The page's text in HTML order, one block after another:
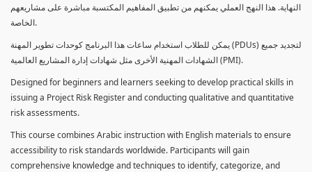
النهاية. هذا النهج العملي يمكنهم من تطبيق المفاهيم المكتسبة مباشرة على مشاريعهم
الخاصة.
يمكن للطلاب استخدام ساعات هذا البرنامج كوحدات تطوير المهنة (PDUs) لتجديد جميع
الشهادات المهنية الأخرى مثل شهادات إدارة المشاريع العالمية (PMI).
Designed for beginners and learners seeking to develop practical skills in
issuing a Project Risk Register and conducting qualitative and quantitative
risk assessments.
This course combines Arabic instruction with English materials to ensure
accessibility to risk standards worldwide. Participants will gain
comprehensive knowledge and techniques to identify, categorize, and